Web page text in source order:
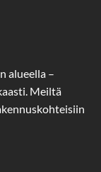
alueella –
Meiltä